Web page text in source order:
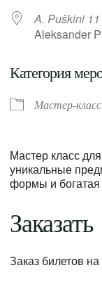
A. Puškini 11
Aleksander
Категория
Мастер-
Мастер класс
уникальные
формы и богатая
Заказать
Заказ билетов